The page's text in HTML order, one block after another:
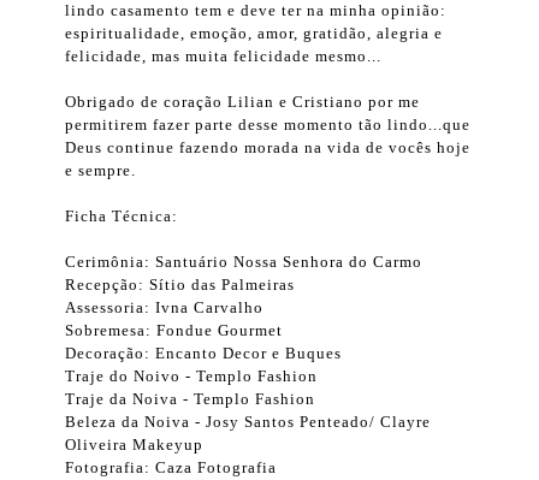
lindo casamento tem e deve ter na minha opinião:
espiritualidade, emoção, amor, gratidão, alegria e
felicidade, mas muita felicidade mesmo...
Obrigado de coração Lilian e Cristiano por me
permitirem fazer parte desse momento tão lindo...que
Deus continue fazendo morada na vida de vocês hoje
e sempre.
Ficha Técnica:
Cerimônia: Santuário Nossa Senhora do Carmo
Recepção: Sítio das Palmeiras
Assessoria: Ivna Carvalho
Sobremesa: Fondue Gourmet
Decoração: Encanto Decor e Buques
Traje do Noivo - Templo Fashion
Traje da Noiva - Templo Fashion
Beleza da Noiva - Josy Santos Penteado/ Clayre
Oliveira Makeyup
Fotografia: Caza Fotografia